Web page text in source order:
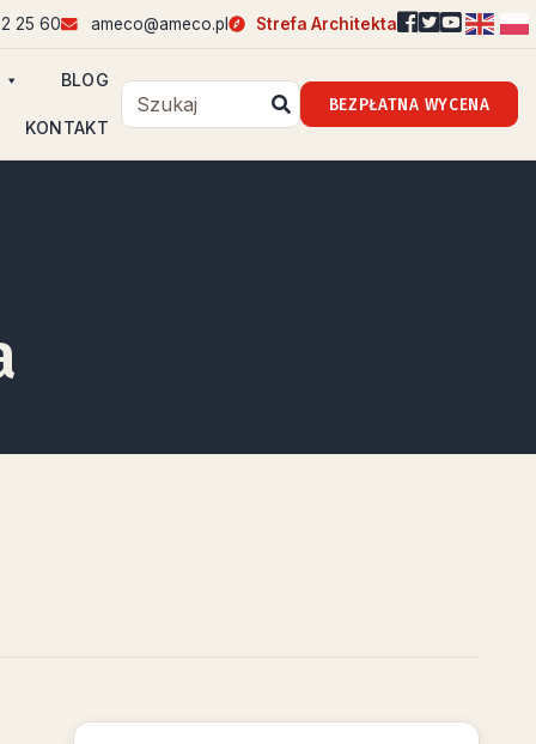
25 60 ameco@ameco.pl Strefa Architekta
BLOG
KONTAKT
BEZPŁATNA WYCENA